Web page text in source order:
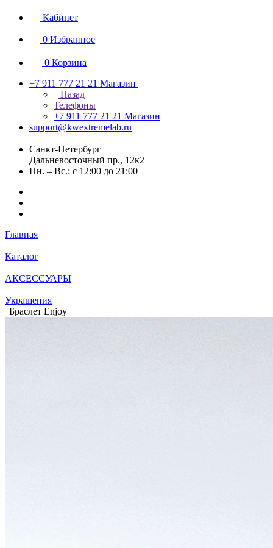
Кабинет
0 Избранное
0 Корзина
+7 911 777 21 21 Магазин
Назад
Телефоны
+7 911 777 21 21 Магазин
support@kwextremelab.ru
Санкт-Петербург
Дальневосточный пр., 12к2
Пн. – Вс.: с 12:00 до 21:00
Главная
Каталог
АКСЕССУАРЫ
Украшения
Браслет Enjoy